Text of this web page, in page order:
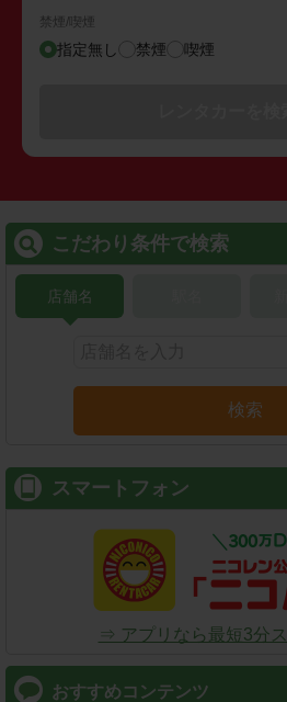
禁煙/喫煙
指定無し 禁煙 喫煙
こだわり条件で検索
店舗名
検索
スマートフォン
⇒ アプリなら最短3分ス
おすすめコンテンツ